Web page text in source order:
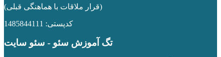
(قرار ملاقات با هماهنگی قبلی)
کدپستی: 1485844111
تگ آموزش سئو - سئو سایت